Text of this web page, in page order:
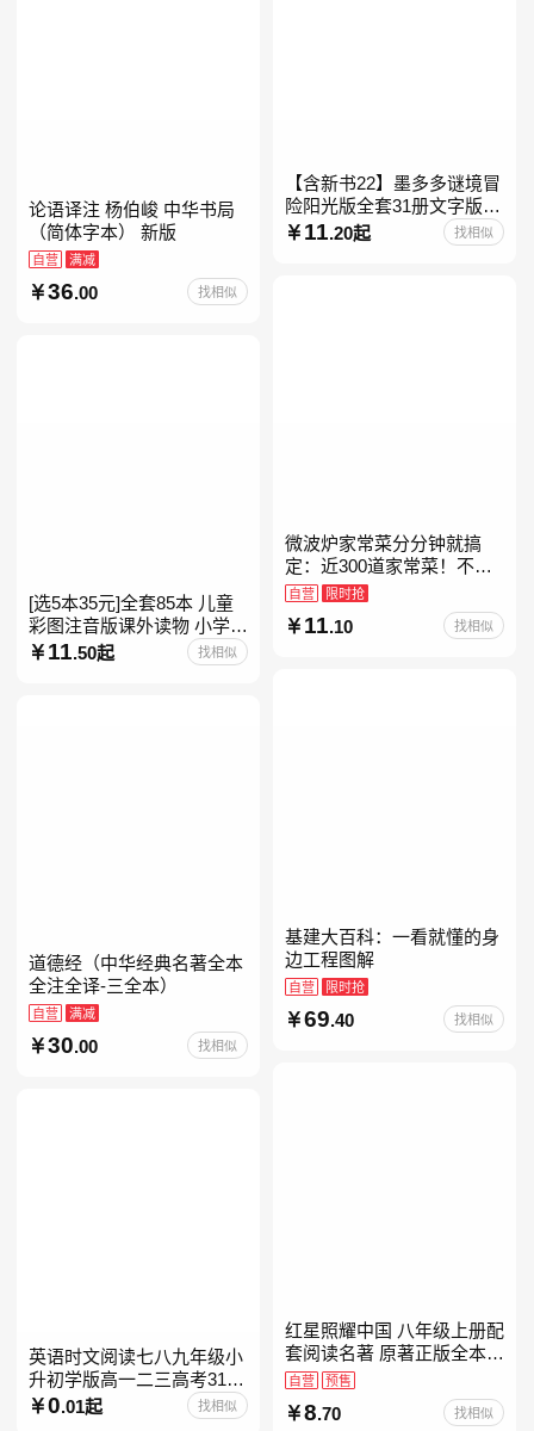
【含新书22】墨多多谜境冒
险阳光版全套31册文字版彩
色漫画版不可思议事件簿怪
物大师任选 雷欧幻像查理九
11 .20起 找相似
论语译注 杨伯峻 中华书局
（简体字本） 新版
自营 满减
36.00 找相似
微波炉家常菜分分钟就搞
定：近300道家常菜！不开
火、零油烟！蒸、煮、炒、
烤、焗……全彩印刷+步骤
图解，让美味跃然眼前、操
自营 限时抢
11 .10 找相似
[选5本35元]全套85本 儿童
彩图注音版课外读物 小学生
低年级一二三年级课外阅读
经典带拼音的故事书一二年
11 .50起 找相似
基建大百科：一看就懂的身
边工程图解
自营 限时抢
69.40 找相似
道德经（中华经典名著全本
全注全译-三全本）
自营 满减
30.00 找相似
红星照耀中国 八年级上册配
套阅读名著 原著正版全本无
删减 初中生初二课外阅读
自营 预售
8.70 找相似
英语时文阅读七八九年级小
升初学版高一二三高考31期
30快捷英语阅读理解2027
0.01起 找相似